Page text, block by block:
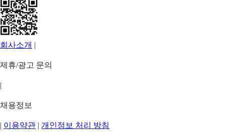
회사소개 |
제휴/광고 문의
|
채용정보
| 이용약관 | 개인정보 처리 방침